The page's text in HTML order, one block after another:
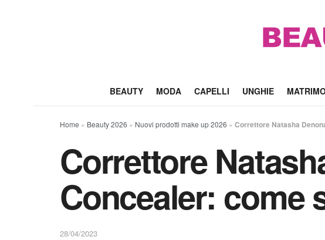
BEAUTY MODA CAPELLI UNGHIE
Home » Beauty 2026 » Nuovi prodotti make up 2026 » Correttore Natasha
Correttore
Concealer: come
28/04/2023